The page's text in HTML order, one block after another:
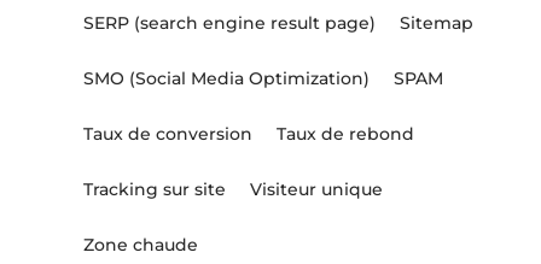
SERP (search engine result page) Sitemap
SMO (Social Media Optimization) SPAM
Taux de conversion Taux de rebond
Tracking sur site Visiteur unique
Zone chaude